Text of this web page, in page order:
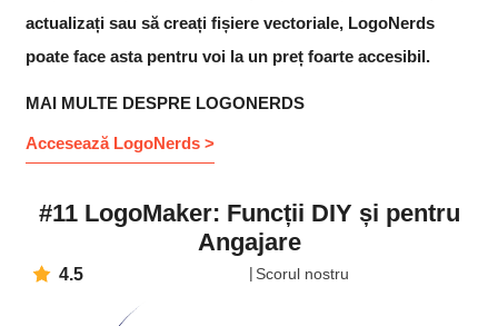
actualizați sau să creați fișiere vectoriale, LogoNerds
poate face asta pentru voi la un preț foarte accesibil.
MAI MULTE DESPRE LOGONERDS
Accesează LogoNerds >
#11 LogoMaker: Funcții DIY și pentru
Angajare
4.5 Scorul nostru